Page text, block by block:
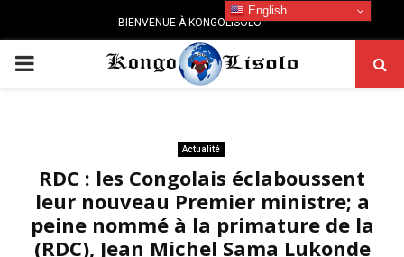
BIENVENUE À KONGOLISOLO
PRIMARY
Actualité
RDC : les Congolais éclaboussent
leur nouveau Premier ministre; a
peine nommé à la primature de la
(RDC), Jean Michel Sama Lukonde
English